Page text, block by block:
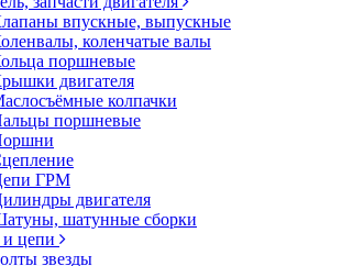
впускные, выпускные
коленчатые валы
поршневые
двигателя
колпачки
поршневые
ГРМ
двигателя
шатунные сборки
и цепи
звезды